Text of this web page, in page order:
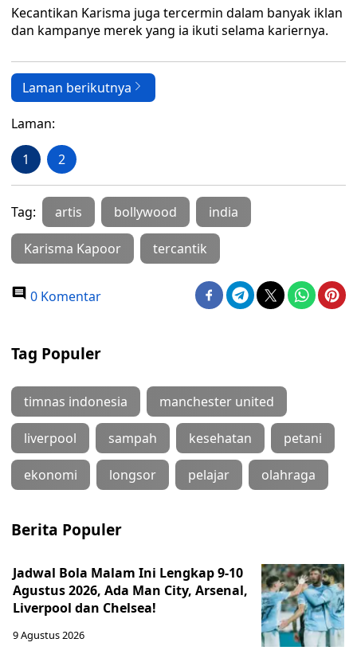
Kecantikan Karisma juga tercermin dalam banyak iklan
dan kampanye merek yang ia ikuti selama kariernya.
Laman berikutnya
Laman:
1 2
Tag: artis bollywood india
Karisma Kapoor tercantik
0 Komentar
Tag Populer
timnas indonesia manchester united
liverpool sampah kesehatan petani
ekonomi longsor pelajar olahraga
Berita Populer
Jadwal Bola Malam Ini Lengkap 9-10
Agustus 2026, Ada Man City, Arsenal,
Liverpool dan Chelsea!
9 Agustus 2026